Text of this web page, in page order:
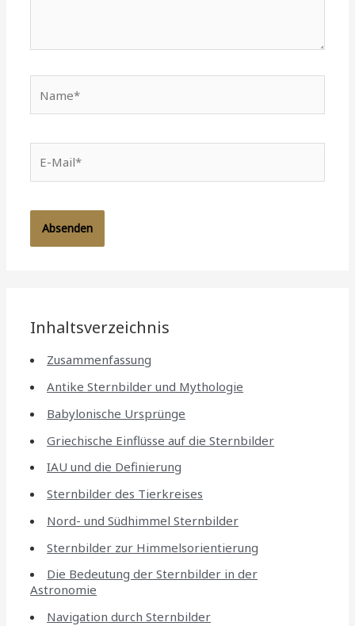
Mail*
Inhaltsverzeichnis
Zusammenfassung
Antike Sternbilder und Mythologie
Babylonische Ursprünge
Griechische Einflüsse auf die Sternbilder
IAU und die Definierung
Sternbilder des Tierkreises
Nord- und Südhimmel Sternbilder
Sternbilder zur Himmelsorientierung
Die Bedeutung der Sternbilder in der
Astronomie
Navigation durch Sternbilder